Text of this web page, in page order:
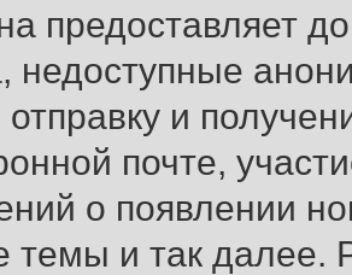
предоставляет
недоступные
и
почте,
о появлении
и так далее.